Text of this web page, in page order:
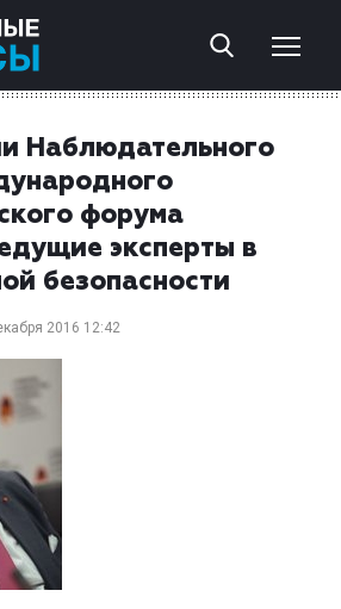
Наблюдательного
форума
эксперты в
безопасности
2016 12:42